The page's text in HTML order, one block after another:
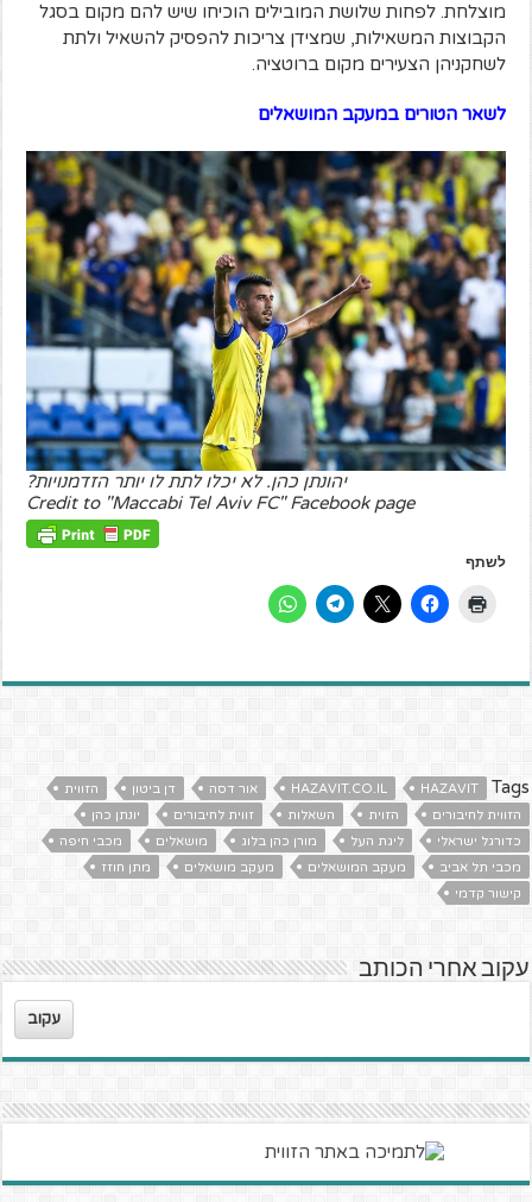
מוצלחת. לפחות שלושת המובילים הוכיחו שיש להם מקום בסגל
הקבוצות המשאילות, שמצידן צריכות להפסיק להשאיל ולתת
לשחקניהן הצעירים מקום ברוטציה.
לשאר הטורים במעקב המושאלים
יהונתן כהן. לא יכלו לתת לו יותר הזדמנויות?
Credit to "Maccabi Tel Aviv FC" Facebook page
לשתף
Tags
HAZAVIT
HAZAVIT.CO.IL אור דסה דן ביטון
הזווית
הזווית לחיבורים
הזוית השאלות זווית לחיבורים
יונתן כהן
כדורגל ישראלי
ליגת העל מורן כהן בלוג מושאלים
מכבי חיפה
מכבי תל אביב
מעקב המושאלים מעקב מושאלים
מתן חוזז
קישור קדמי
עקוב אחרי הכותב
עקוב